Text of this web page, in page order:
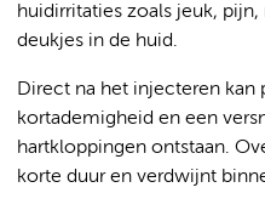
huidirritaties zoals jeuk,
deukjes in de huid.
Direct na het injecteren kan
kortademigheid en een
hartkloppingen ontstaan.
korte duur en verdwijnt